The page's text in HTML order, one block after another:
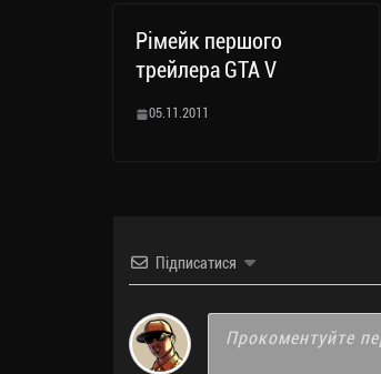
Рімейк першого
трейлера GTA V
05.11.2011
Підписатися